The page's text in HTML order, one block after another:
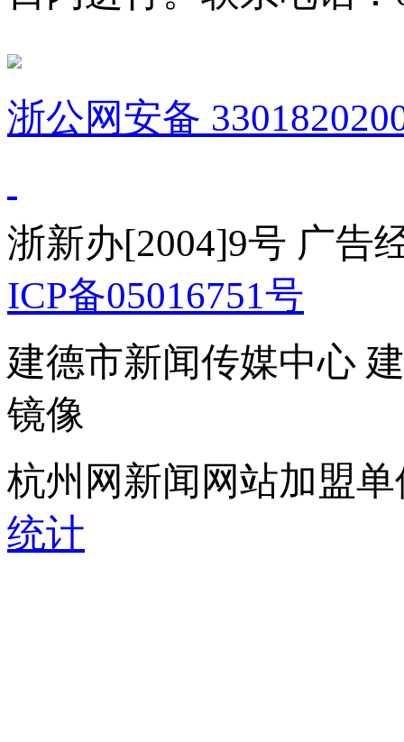
浙公网安备
浙新办[2004]9号 广告
ICP备05016751号
建德市新闻传媒中心
镜像
杭州网新闻网站加盟
统计